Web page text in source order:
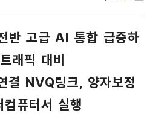
반 고급 AI 통합 급증하
래픽 대비
결 NVQ링크, 양자보정
퓨터서 실행